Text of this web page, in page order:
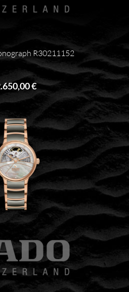
R30211152
€